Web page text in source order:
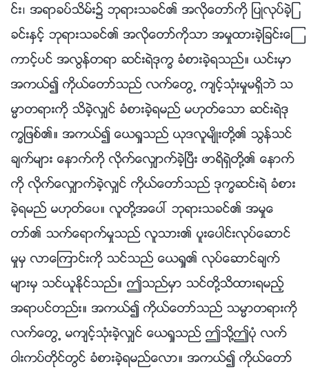
င္း၊ အရာခပ္သိမ္း၌ ဘုရားသခင္၏ အလိုေတာ္ကို ျပဳလုပ္ခဲ့ျ
ခင္းႏွင့္ ဘုရားသခင္၏ အလိုေတာ္ကိုသာ အမႈထားခဲ့ျခင္းေၾ
ကာင့္ပင္ အလြန္တရာ ဆင္းရဲဒုကၡ ခံစားခဲ့ရသည္။ ယင္းမွာ
အကယ္၍ ကိုယ္ေတာ္သည္ လက္ေတြ႕ က်င့္သုံးမႈမရွိဘဲ သ
မၼာတရားကို သိခဲ့လွ်င္ ခံစားခဲ့ရမည္ မဟုတ္ေသာ ဆင္းရဲဒု
ကၡျဖစ္၏။ အကယ္၍ ေယရႈသည္ ယုဒလူမ်ိဳးတို႔၏ သြန္သင္
ခ်က္မ်ား ေနာက္ကို လိုက္ေလွ်ာက္ခဲ့ၿပီး ဖာရိရွဲတို႔၏ ေနာက္
ကို လိုက္ေလွ်ာက္ခဲ့လွ်င္ ကိုယ္ေတာ္သည္ ဒုကၡဆင္းရဲ ခံစား
ခဲ့ရမည္ မဟုတ္ေပ။ လူတို႔အေပၚ ဘုရားသခင္၏ အမႈေ
တာ္၏ သက္ေရာက္မႈသည္ လူသား၏ ပူးေပါင္းလုပ္ေဆာင္
မႈမွ လာေၾကာင္းကို သင္သည္ ေယရႈ၏ လုပ္ေဆာင္ခ်က္
မ်ားမွ သင္ယူႏိုင္သည္။ ဤသည္မွာ သင္တို႔သိထားရမည့္
အရာပင္တည္း။ အကယ္၍ ကိုယ္ေတာ္သည္ သမၼာတရားကို
လက္ေတြ႕ မက်င့္သုံးခဲ့လွ်င္ ေယရႈသည္ ဤသို႔ဤပုံ လက္
ဝါးကပ္တိုင္တြင္ ခံစားခဲ့ရမည္ေလာ။ အကယ္၍ ကိုယ္ေတာ္